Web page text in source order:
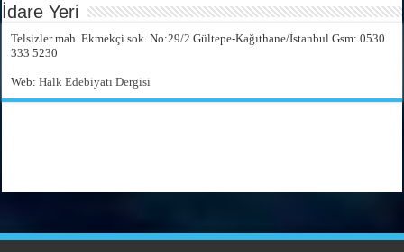
İdare Yeri
Telsizler mah. Ekmekçi sok. No:29/2 Gültepe-Kağıthane/İstanbul Gsm: 0530
333 5230
Web:Halk Edebiyatı Dergisi